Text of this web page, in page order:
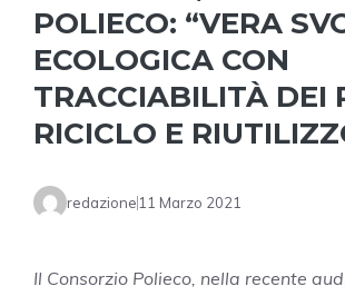
POLIECO: “VERA
ECOLOGICA CON
TRACCIABILITÀ DEI
RICICLO E
redazione 11 Marzo 2021
Il Consorzio Polieco, nella recente